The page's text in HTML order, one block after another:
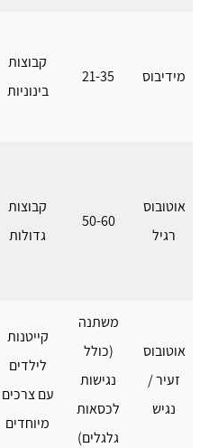
מידיבוס 21-35
קבוצות
בינוניות
אוטובוס
רגיל
50-60
קבוצות
גדולות
אוטובוס
זעיר /
נגיש
משתנה
(כולל
נגישות
לכסאות
גלגלים)
קייטנות
לילדים
עם צרכים
מיוחדים